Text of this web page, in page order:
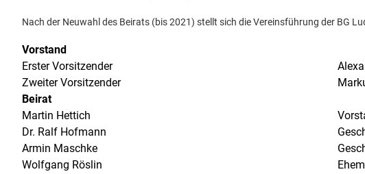
Nach der Neuwahl des Beirats (bis 2021) stellt sich die Vereinsführung der BG
Vorstand
Erster Vorsitzender
Zweiter Vorsitzender
Beirat
Martin Hettich
Dr. Ralf Hofmann
Armin Maschke
Wolfgang Röslin